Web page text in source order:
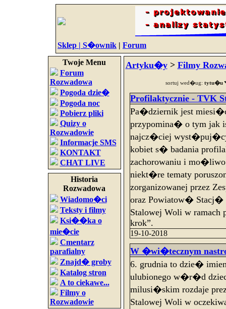
Sklep | S�ownik | Forum
Twoje Menu
Forum
Rozwadowa
Pogoda dzie�
Pogoda noc
Pobierz pliki
Quizy o
Rozwadowie
Informacje SMS
KONTAKT
CHAT LIVE
Historia
Rozwadowa
Wiadomo�ci
Teksty i filmy
Ksi��ka o
mie�cie
Cmentarz
parafialny
Znajd� groby
Katalog stron
A to ciekawe...
Filmy o
Rozwadowie
Artyku�y> Filmy
sortuj wed�ug: tytu�u
Profilaktycznie - TVK
Pa�dziernik jest
przypomina� o tym jak
najcz�ciej
kobiet s� badania
zachorowaniu i
niekt�re tematy
zorganizowanej przez
oraz Powiatow� Stacj�
Stalowej Woli w ramach
krok”.
19-10-2018
W �wi�tecznym
6. grudnia to dzie�
ulubionego w�r�d
milusi�skim rozdaje
Stalowej Woli w